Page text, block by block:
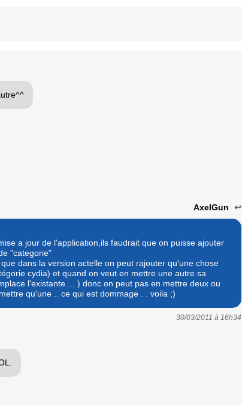
AxelGun ↩
a jour de l'application,ils faudrait que on puisse ajouter
"categorie"
dans la version actelle on peut rajouter qu'une chose
cydia) et quand on veut en mettre une autre sa
l'existante ... ) donc on peut pas en mettre deux ou
qu'une .. ce qui est dommage . . voila ;)
30/03/2011 à 16h34